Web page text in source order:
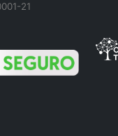
21